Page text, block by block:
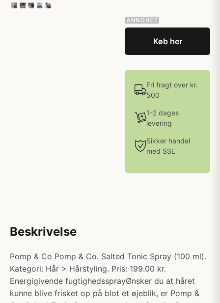
Køb her
Fri fragt over kr.
500
1-2 dages
levering
Sikker handel
med SSL
Beskrivelse
Pomp & Co Pomp & Co. Salted Tonic Spray (100 ml).
Kategori: Hår > Hårstyling. Pris: 199.00 kr.
Energigivende fugtighedssprayØnsker du at håret
kunne blive frisket op på blot et øjeblik, er Pomp &